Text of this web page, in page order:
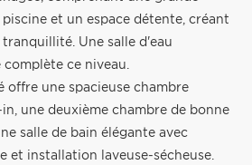
et un espace détente, créant
Une salle d'eau
ce niveau.
offre une spacieuse chambre
une deuxième chambre de bonne
salle de bain élégante avec
et installation laveuse-sécheuse.